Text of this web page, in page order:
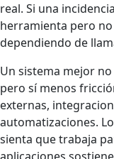
real. Si una
herramienta pero
dependiendo de
Un sistema mejor
pero sí menos
externas,
automatizaciones.
sienta que trabaja